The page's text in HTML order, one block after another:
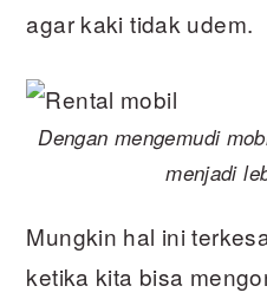
agar kaki tidak udem.
Dengan mengemudi
menjadi
Mungkin hal ini
ketika kita bisa